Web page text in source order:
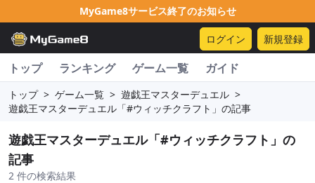
MyGame8サービス終了のお知らせ
ログイン 新規登録
トップ ランキング ゲーム一覧 ガイド
トップ > ゲーム一覧 > 遊戯王マスターデュエル >
遊戯王マスターデュエル「#ウィッチクラフト」の記事
遊戯王マスターデュエル「#ウィッチクラフト」の
記事
2 件の検索結果